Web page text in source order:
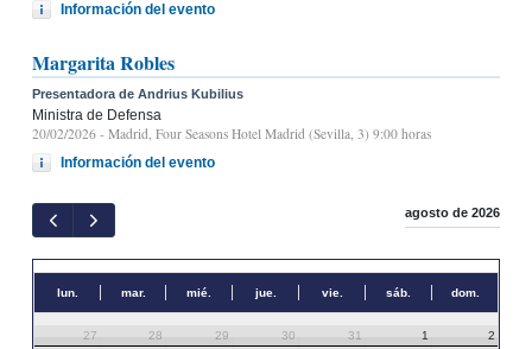
Información del evento
Margarita Robles
Presentadora de Andrius Kubilius
Ministra de Defensa
20/02/2026 - Madrid, Four Seasons Hotel Madrid (Sevilla, 3) 9:00 horas
Información del evento
agosto de 2026
lun. mar. mié. jue. vie. sáb. dom.
27 28 29 30 31 1 2